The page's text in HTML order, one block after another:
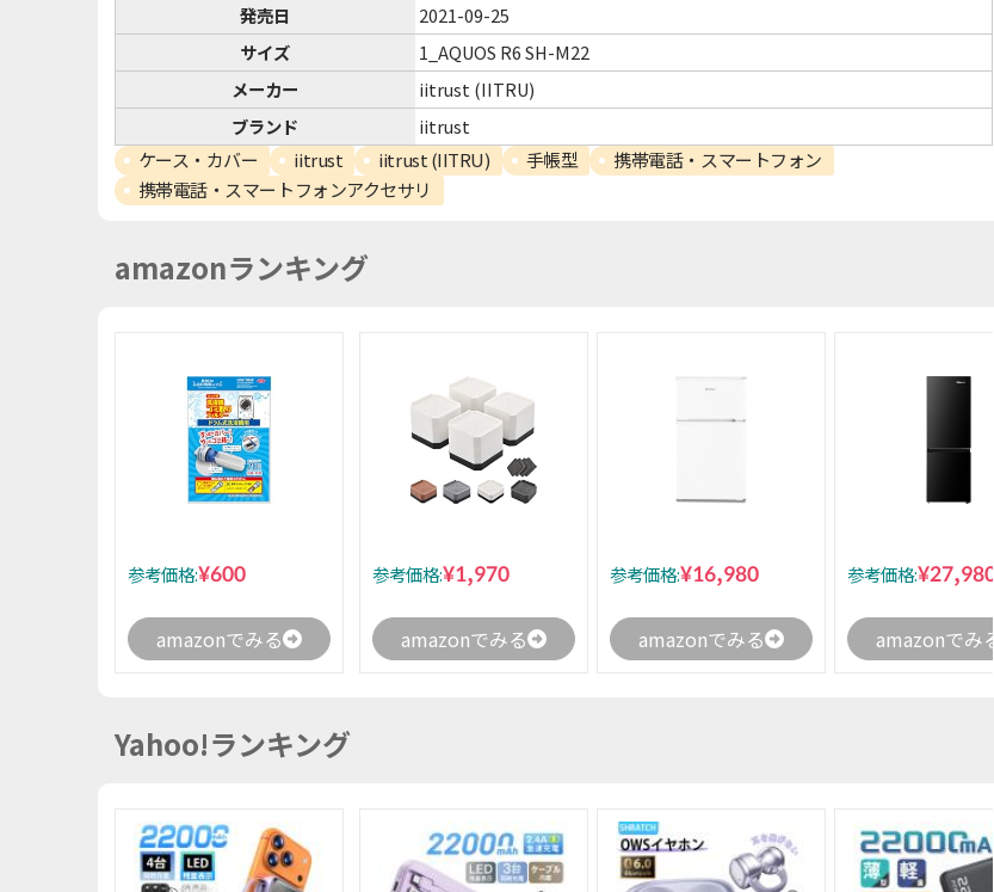
発売日
2021-09-25
サイズ
1_AQUOS R6 SH-M22
メーカー
iitrust (IITRU)
ブランド
iitrust
ケース・カバー iitrust iitrust (IITRU) 手帳型
携帯電話・スマートフォン
携帯電話・スマートフォンアクセサリ
amazonランキング
参考価格:¥600
amazonでみる
参考価格:¥1,970
amazonでみる
参考価格:¥16,980
amazonでみる
参考価格:¥27,980
amazonでみる
Yahoo!ランキング